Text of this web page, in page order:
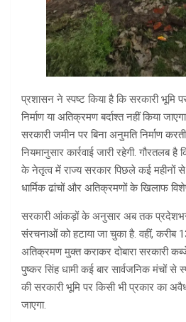
प्रशासन ने स्पष्ट किया है कि सरकारी भूमि
निर्माण या अतिक्रमण बर्दाश्त नहीं किया
सरकारी जमीन पर बिना अनुमति निर्माण
नियमानुसार कार्रवाई जारी रहेगी. गौरतलब
के नेतृत्व में राज्य सरकार पिछले कई महीनों
धार्मिक ढांचों और अतिक्रमणों के खिलाफ
सरकारी आंकड़ों के अनुसार अब तक
संरचनाओं को हटाया जा चुका है. वहीं, करीब
अतिक्रमण मुक्त कराकर दोबारा सरकारी
पुष्कर सिंह धामी कई बार सार्वजनिक मंचों
की सरकारी भूमि पर किसी भी प्रकार का
जाएगा.